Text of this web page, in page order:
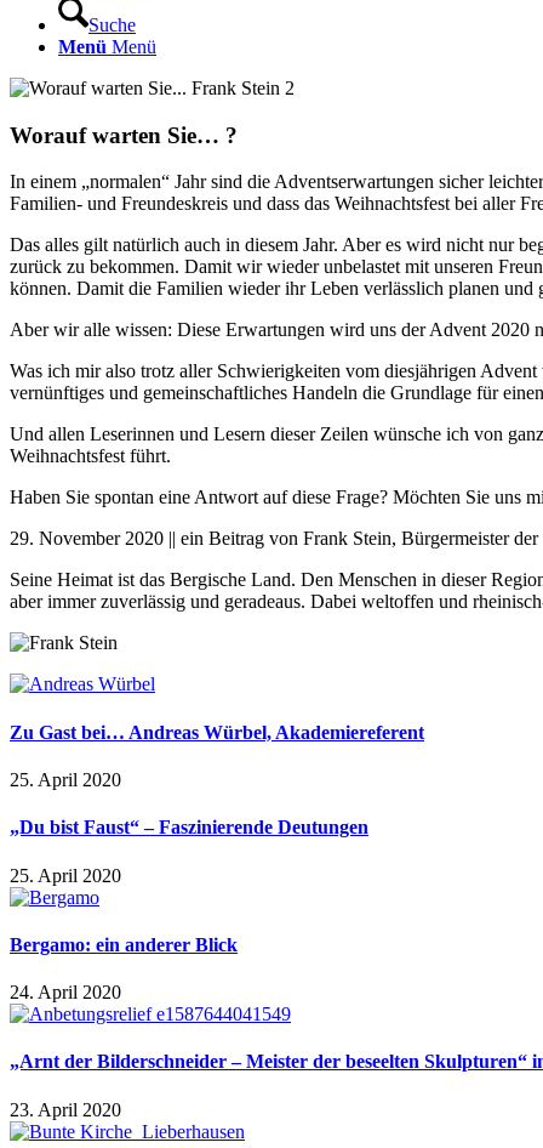
Suche
Menü Menü
Worauf warten Sie… ?
In einem „normalen“ Jahr sind die Adventserwartungen sicher
Familien- und Freundeskreis und dass das Weihnachtsfest bei aller
Das alles gilt natürlich auch in diesem Jahr. Aber es wird nicht nur
zurück zu bekommen. Damit wir wieder unbelastet mit unseren
können. Damit die Familien wieder ihr Leben verlässlich planen und
Aber wir alle wissen: Diese Erwartungen wird uns der Advent
Was ich mir also trotz aller Schwierigkeiten vom diesjährigen
vernünftiges und gemeinschaftliches Handeln die Grundlage für
Und allen Leserinnen und Lesern dieser Zeilen wünsche ich von
Weihnachtsfest führt.
Haben Sie spontan eine Antwort auf diese Frage? Möchten Sie uns
29. November 2020 || ein Beitrag von Frank Stein, Bürgermeister
Seine Heimat ist das Bergische Land. Den Menschen in dieser
aber immer zuverlässig und geradeaus. Dabei weltoffen und
Zu Gast bei… Andreas Würbel, Akademiereferent
25. April 2020
„Du bist Faust“ – Faszinierende Deutungen
25. April 2020
Bergamo: ein anderer Blick
24. April 2020
„Arnt der Bilderschneider – Meister der beseelten Skulpturen“
23. April 2020